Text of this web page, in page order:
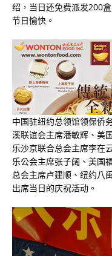
绍，当日还免费派发200
节日愉快。
中国驻纽约总领馆领保侨
溪联谊会主席潘敏辉、美
乐沙京联合总会主席李在
乐公会主席张子阔、美国
总会主席卢建顺、纽约八
出席当日的庆祝活动。